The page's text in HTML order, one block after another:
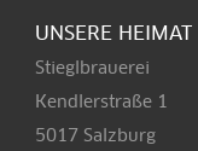
UNSERE HEIMAT
Stieglbrauerei
Kendlerstraße 1
5017 Salzburg